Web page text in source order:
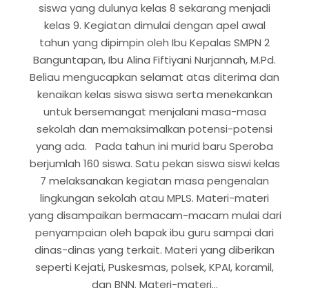
siswa yang dulunya kelas 8 sekarang menjadi
kelas 9. Kegiatan dimulai dengan apel awal
tahun yang dipimpin oleh Ibu Kepalas SMPN 2
Banguntapan, Ibu Alina Fiftiyani Nurjannah, M.Pd.
Beliau mengucapkan selamat atas diterima dan
kenaikan kelas siswa siswa serta menekankan
untuk bersemangat menjalani masa-masa
sekolah dan memaksimalkan potensi-potensi
yang ada. Pada tahun ini murid baru Speroba
berjumlah 160 siswa. Satu pekan siswa siswi kelas
7 melaksanakan kegiatan masa pengenalan
lingkungan sekolah atau MPLS. Materi-materi
yang disampaikan bermacam-macam mulai dari
penyampaian oleh bapak ibu guru sampai dari
dinas-dinas yang terkait. Materi yang diberikan
seperti Kejati, Puskesmas, polsek, KPAI, koramil,
dan BNN. Materi-materi…